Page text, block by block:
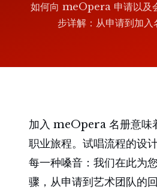
如何向 meOpera 申请以及
步详解：从申请到加入
加入 meOpera 名册意味
职业旅程。试唱流程的设
每一种嗓音：我们在此为
骤，从申请到艺术团队的